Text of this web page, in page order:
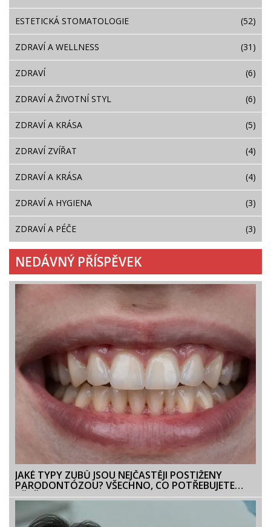
ESTETICKÁ STOMATOLOGIE (52)
ZDRAVÍ A WELLNESS (31)
ZDRAVÍ (6)
ZDRAVÍ A ŽIVOTNÍ STYL (6)
ZDRAVÍ A KRÁSA (5)
ZDRAVÍ ZVÍŘAT (4)
ZDRAVÍ A KRÁSA (4)
ZDRAVÍ A HYGIENA (3)
ZDRAVÍ A PÉČE (3)
NEDÁVNÝ PŘÍSPĚVEK
JAKÉ TYPY ZUBŮ JSOU NEJČASTĚJI POSTIŽENY
PARODONTÓZOU? VŠECHNO, CO POTŘEBUJETE
VĚDĚT